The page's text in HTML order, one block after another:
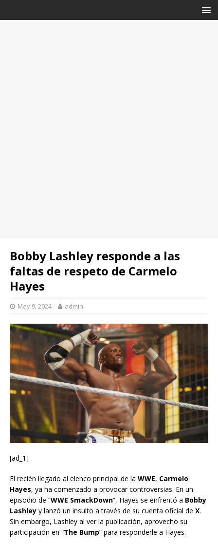
Bobby Lashley responde a las
faltas de respeto de Carmelo
Hayes
May 9, 2024 admin
[ad_1]
El recién llegado al elenco principal de la WWE, Carmelo
Hayes, ya ha comenzado a provocar controversias. En un
episodio de “WWE SmackDown“, Hayes se enfrentó a Bobby
Lashley y lanzó un insulto a través de su cuenta oficial de X.
Sin embargo, Lashley al ver la publicación, aprovechó su
participación en “The Bump” para responderle a Hayes.